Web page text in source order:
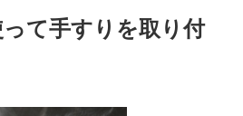
て手すりを取り付